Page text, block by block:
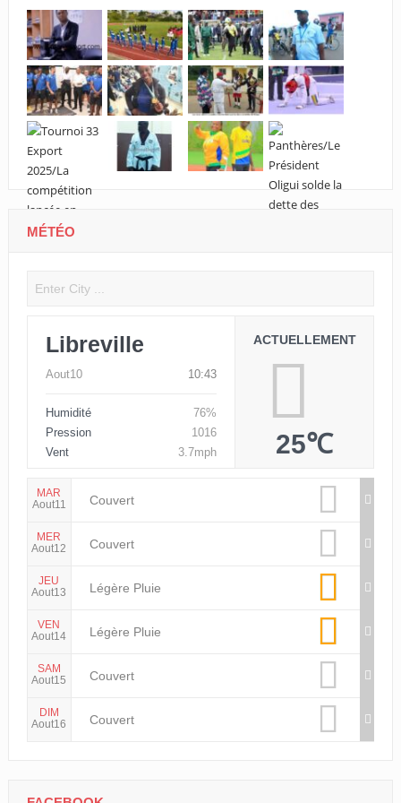
MÉTÉO
Libreville
Aout10 10:43
Humidité
76%
Pression
1016
Vent
3.7mph
ACTUELLEMENT
25℃
MAR
Aout11
Couvert
MER
Aout12
Couvert
JEU
Aout13
Légère Pluie
VEN
Aout14
Légère Pluie
SAM
Aout15
Couvert
DIM
Aout16
Couvert